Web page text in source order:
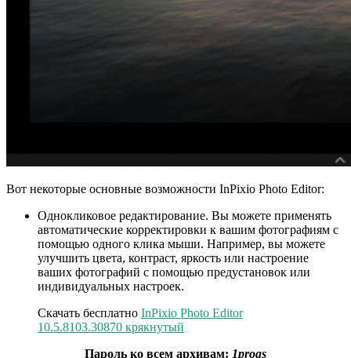
Вот некоторые основные возможности InPixio Photo Editor:
Однокликовое редактирование. Вы можете применять
автоматические корректировки к вашим фотографиям с
помощью одного клика мыши. Например, вы можете
улучшить цвета, контраст, яркость или настроение
ваших фотографий с помощью предустановок или
индивидуальных настроек.
Скачать бесплатно InPixio Photo Editor
10.5.8103.30870 крякнутый
Пароль ко всем архивам: 1progs